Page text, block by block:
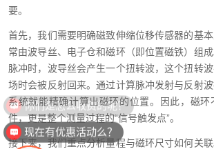
要。
首先，我们需要明确磁致伸缩位移传感器的基
常由波导丝、电子仓和磁环（即位置磁铁）组
脉冲时，波导丝会产生一个扭转波，这个扭转
场时会被反射回来。通过计算脉冲发射与反射波
系统就能精确计算出磁环的位置。因此，磁环
件，更是整个测量过程的“信号触发点”。
接下来，我们重点分析量程与磁环尺寸如何关联
你们是怎么收费的呢？
现在有优惠活动么？